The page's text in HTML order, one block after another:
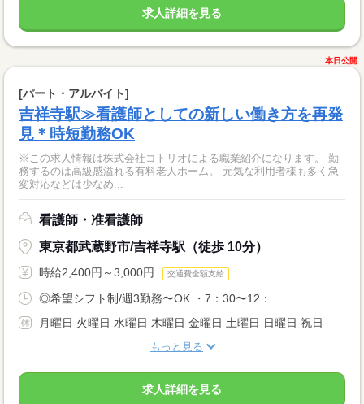
求人詳細を見る
本日公開
[パート・アルバイト]
吉祥寺駅≫看護師としての新しい働き方を再発
見＊時短勤務OK
※この求人情報は株式会社コトリオによる職業紹介になります。 勤
務するのは高級感溢れる有料老人ホーム。 元気な利用者様も多く急
変対応などは少なめ...
看護師・准看護師
東京都武蔵野市/吉祥寺駅（徒歩 10分）
時給2,400円～3,000円 交通費全額支給
◎希望シフト制/週3勤務〜OK ・7：30〜12：...
月曜日 火曜日 水曜日 木曜日 金曜日 土曜日 日曜日 祝日
もっと見る
求人詳細を見る